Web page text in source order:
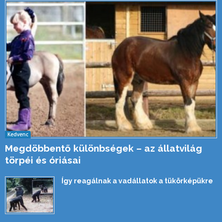
Kedvenc
Megdöbbentő különbségek – az állatvilág
törpéi és óriásai
Így reagálnak a vadállatok a tükörképükre